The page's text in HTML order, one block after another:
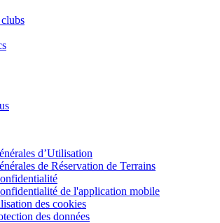
d’Utilisation
de Réservation de Terrains
de l'application mobile
des cookies
des données